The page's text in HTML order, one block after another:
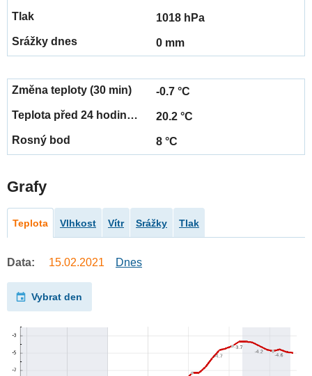
1018 hPa
0 mm
-0.7 °C
20.2 °C
8 °C
Grafy
Teplota Vlhkost Vítr Srážky Tlak
Data: 15.02.2021 Dnes
Vybrat den